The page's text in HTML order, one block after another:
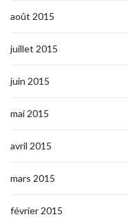
août 2015
juillet 2015
juin 2015
mai 2015
avril 2015
mars 2015
février 2015